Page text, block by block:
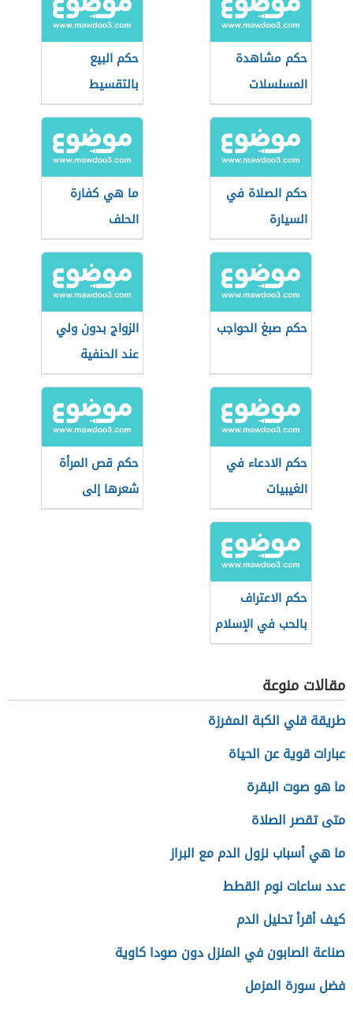
حكم مشاهدة
المسلسلات
حكم البيع
بالتقسيط
حكم الصلاة في
السيارة
ما هي كفارة
الحلف
حكم صبغ الحواجب
الزواج بدون ولي
عند الحنفية
حكم الادعاء في
الغيبيات
حكم قص المرأة
شعرها إلى
الأذنين
حكم الاعتراف
بالحب في الإسلام
مقالات منوعة
طريقة قلي الكبة المفرزة
عبارات قوية عن الحياة
ما هو صوت البقرة
متى تقصر الصلاة
ما هي أسباب نزول الدم مع البراز
عدد ساعات نوم القطط
كيف أقرأ تحليل الدم
صناعة الصابون في المنزل دون صودا كاوية
فضل سورة المزمل